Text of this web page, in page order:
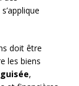
doit être
les biens
,